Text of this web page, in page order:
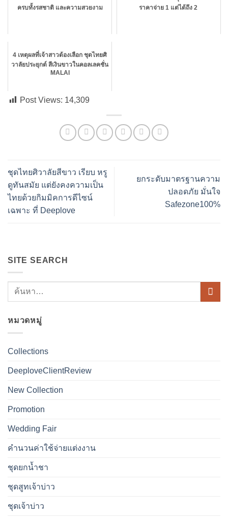
ครบทั้งรสชาติ และความสวยงาม
ราคาจ่าย 1 แต่ได้ถึง 2
4 เหตุผลที่เจ้าสาวต้องเลือก ชุดไทยศิ
วาลัยประยุกต์ สีเงินขาวในคอลเลคชั่น
MALAI
Post Views: 14,309
ชุดไทยศิวาลัยสีขาว เรียบ หรู
ดูทันสมัย แต่ยังคงความเป็น
ไทยด้วยกิมมิคการดีไซน์
เฉพาะ ที่ Deeplove
ยกระดับมาตรฐานความ
ปลอดภัย มั่นใจ
Safezone100%
SITE SEARCH
หมวดหมู่
Collections
DeeploveClientReview
New Collection
Promotion
Wedding Fair
คำนวนค่าใช้จ่ายแต่งงาน
ชุดยกน้ำชา
ชุดสูทเจ้าบ่าว
ชุดเจ้าบ่าว